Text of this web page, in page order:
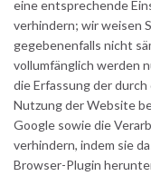
eine entsprechende
verhindern; wir weisen
gegebenenfalls nicht
vollumfänglich werden
die Erfassung der
Nutzung der Website
Google sowie die
verhindern, indem sie
Browser-Plugin